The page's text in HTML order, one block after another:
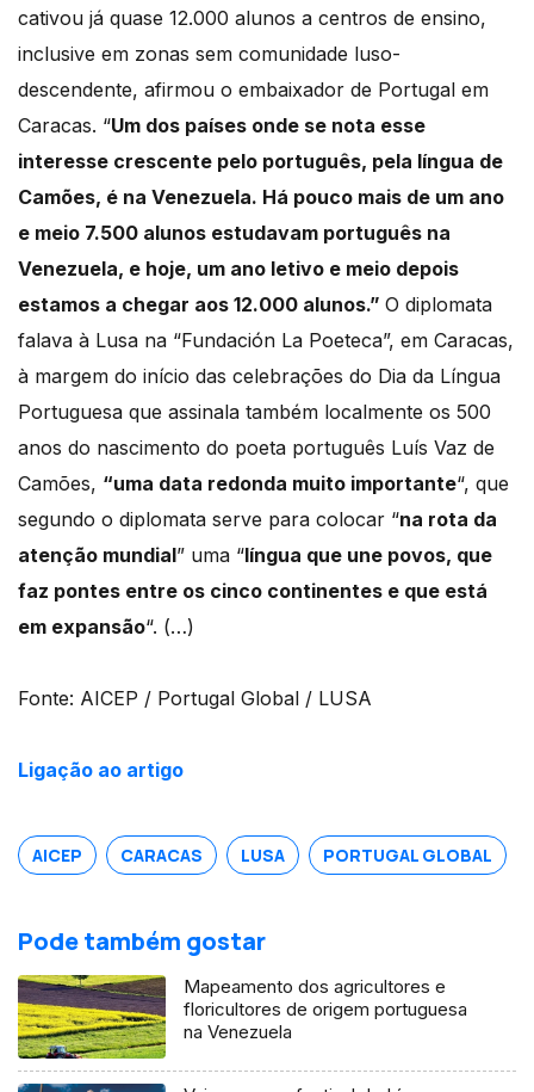
cativou já quase 12.000 alunos a centros de ensino,
inclusive em zonas sem comunidade luso-
descendente, afirmou o embaixador de Portugal em
Caracas. “Um dos países onde se nota esse
interesse crescente pelo português, pela língua de
Camões, é na Venezuela. Há pouco mais de um ano
e meio 7.500 alunos estudavam português na
Venezuela, e hoje, um ano letivo e meio depois
estamos a chegar aos 12.000 alunos.” O diplomata
falava à Lusa na “Fundación La Poeteca”, em Caracas,
à margem do início das celebrações do Dia da Língua
Portuguesa que assinala também localmente os 500
anos do nascimento do poeta português Luís Vaz de
Camões, “uma data redonda muito importante“, que
segundo o diplomata serve para colocar “na rota da
atenção mundial” uma “língua que une povos, que
faz pontes entre os cinco continentes e que está
em expansão“. (…)
Fonte: AICEP / Portugal Global / LUSA
Ligação ao artigo
AICEP CARACAS LUSA PORTUGAL GLOBAL
Pode também gostar
Mapeamento dos agricultores e
floricultores de origem portuguesa
na Venezuela